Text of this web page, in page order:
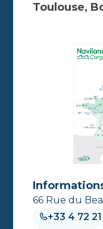
Toulouse,
66 Rue du
+33 4 72